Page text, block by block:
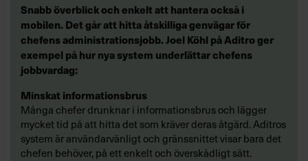
Snabb överblick och enkelt att hantera också i
mobilen. Det går att hitta åtskilliga genvägar för
chefens administrationsjobb. Joel Köhl på Aditro ger
exempel på hur nya system underlättar chefens
jobbvardag:
Minskat informationsbrus
Många chefer drunknar i informationsbrus och lägger
mycket tid på att hitta det som kräver deras åtgärd. Aditros
system är användarvänligt och gränssnittet visar bara det
chefen behöver, på ett enkelt och överskådligt sätt.